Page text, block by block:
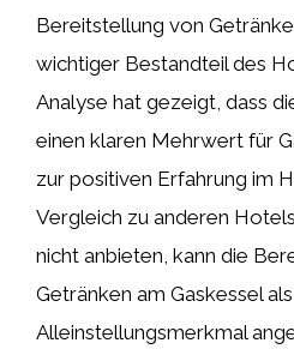
Bereitstellung von
wichtiger Bestandteil des
Analyse hat gezeigt, dass
einen klaren Mehrwert für
zur positiven Erfahrung im
Vergleich zu anderen
nicht anbieten, kann die
Getränken am Gaskessel als
Alleinstellungsmerkmal